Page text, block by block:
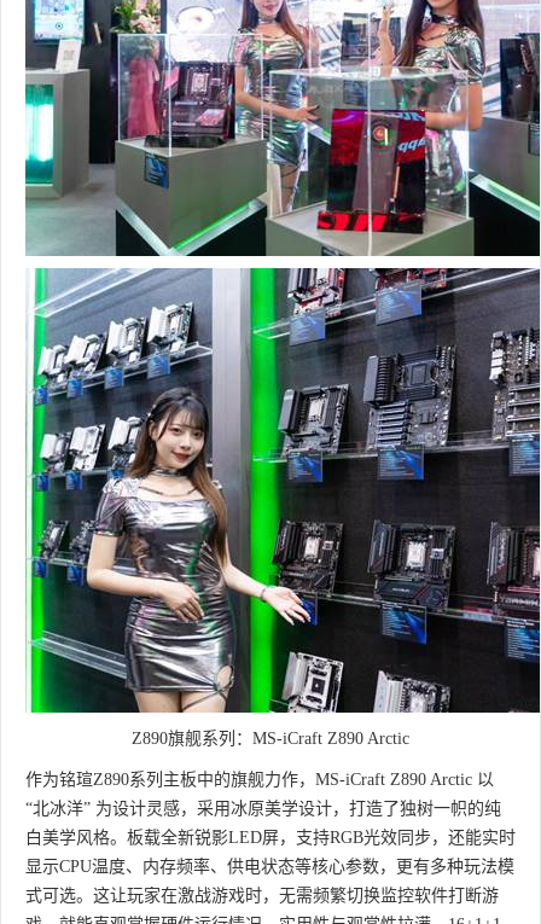
Z890旗舰系列：MS-iCraft Z890 Arctic
作为铭瑄Z890系列主板中的旗舰力作，MS-iCraft Z890 Arctic 以
“北冰洋” 为设计灵感，采用冰原美学设计，打造了独树一帜的纯
白美学风格。板载全新锐影LED屏，支持RGB光效同步，还能实时
显示CPU温度、内存频率、供电状态等核心参数，更有多种玩法模
式可选。这让玩家在激战游戏时，无需频繁切换监控软件打断游